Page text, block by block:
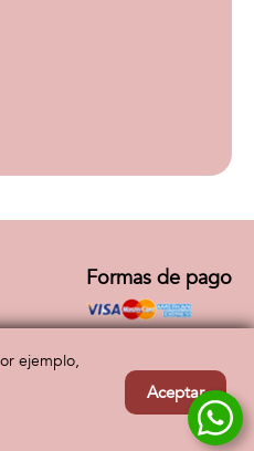
Formas de pago
ejemplo,
Aceptar